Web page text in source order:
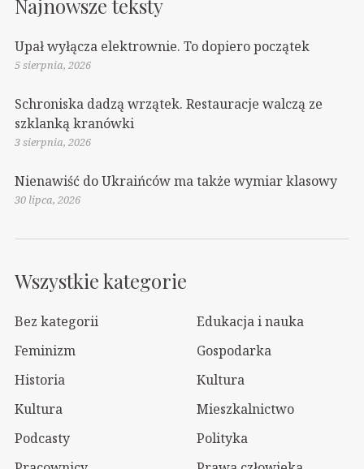
Najnowsze teksty
Upał wyłącza elektrownie. To dopiero początek
5 sierpnia, 2026
Schroniska dadzą wrzątek. Restauracje walczą ze
szklanką kranówki
3 sierpnia, 2026
Nienawiść do Ukraińców ma także wymiar klasowy
30 lipca, 2026
Wszystkie kategorie
Bez kategorii
Edukacja i nauka
Feminizm
Gospodarka
Historia
Kultura
Kultura
Mieszkalnictwo
Podcasty
Polityka